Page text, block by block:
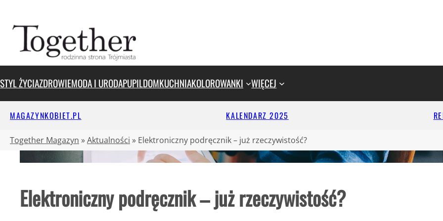
treści
STYL ŻYCIAZDROWIEMODA I URODAPUPILDOMKUCHNIAKOLOROWANKI WIĘCEJ
MAGAZYNKOBIET.PL KALENDARZ 2025
Together Magazyn »Aktualności » Elektroniczny podręcznik – już rzeczywistość?
Elektroniczny podręcznik – już rzeczywistość?